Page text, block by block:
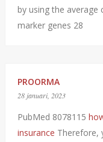
by using the average
marker genes 28
PROORMA
28 januari, 2023
PubMed 8078115
insurance Therefore,